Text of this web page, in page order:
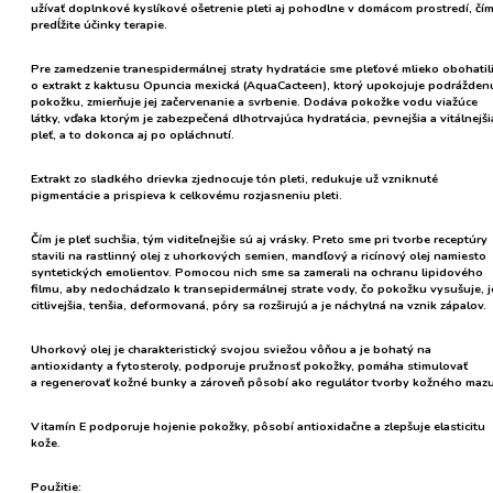
užívať doplnkové kyslíkové ošetrenie pleti aj pohodlne v domácom prostredí, čím
predĺžite účinky terapie.
Pre zamedzenie tranespidermálnej straty hydratácie sme pleťové mlieko obohatili
o extrakt z kaktusu Opuncia mexická (AquaCacteen), ktorý upokojuje
pokožku, zmierňuje jej začervenanie a svrbenie. Dodáva pokožke vodu viažúce
látky, vďaka ktorým je zabezpečená dlhotrvajúca hydratácia, pevnejšia a
pleť, a to dokonca aj po opláchnutí.
Extrakt zo sladkého drievka zjednocuje tón pleti, redukuje už vzniknuté
pigmentácie a prispieva k celkovému rozjasneniu pleti.
Čím je pleť suchšia, tým viditeľnejšie sú aj vrásky. Preto sme pri tvorbe receptúry
stavili na rastlinný olej z uhorkových semien, mandľový a ricínový olej namiesto
syntetických emolientov. Pomocou nich sme sa zamerali na ochranu lipidového
filmu, aby nedochádzalo k transepidermálnej strate vody, čo pokožku vysušuje,
citlivejšia, tenšia, deformovaná, póry sa rozširujú a je náchylná na vznik zápalov.
Uhorkový olej je charakteristický svojou sviežou vôňou a je bohatý na
antioxidanty a fytosteroly, podporuje pružnosť pokožky, pomáha stimulovať
a regenerovať kožné bunky a zároveň pôsobí ako regulátor tvorby kožného
Vitamín E podporuje hojenie pokožky, pôsobí antioxidačne a zlepšuje elasticitu
kože.
Použitie: